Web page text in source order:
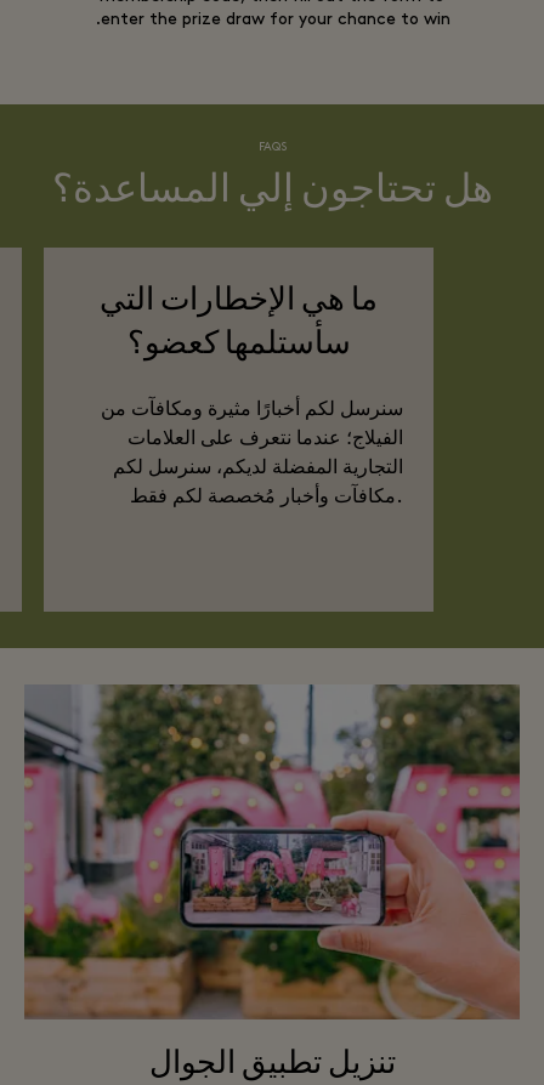
enter the prize draw for your chance to win.
FAQS
هل تحتاجون إلي المساعدة؟
ما هي الإخطارات التي
سأستلمها كعضو؟
سنرسل لكم أخبارًا مثيرة ومكافآت من
الفيلاج؛ عندما نتعرف على العلامات
التجارية المفضلة لديكم، سنرسل لكم
مكافآت وأخبار مُخصصة لكم فقط.
تنزيل تطبيق الجوال